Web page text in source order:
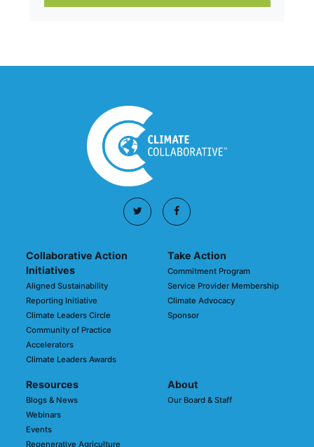
Collaborative Action
Initiatives
Aligned Sustainability
Reporting Initiative
Climate Leaders Circle
Community of Practice
Accelerators
Climate Leaders Awards
Take Action
Commitment Program
Service Provider Membership
Climate Advocacy
Sponsor
Resources
Blogs & News
Webinars
Events
Regenerative Agriculture
About
Our Board & Staff